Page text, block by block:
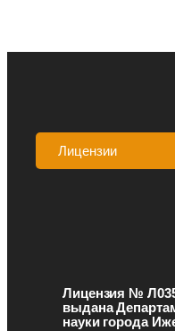
Лицензии
Лицензия №
выдана
науки города